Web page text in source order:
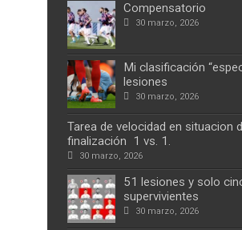
Compensatorio
30 marzo, 2026
Mi clasificación
lesiones
30 marzo, 2026
Tarea de velocidad en situacion
finalización 1 vs. 1.
30 marzo, 2026
51 lesiones y solo
supervivientes
30 marzo, 2026